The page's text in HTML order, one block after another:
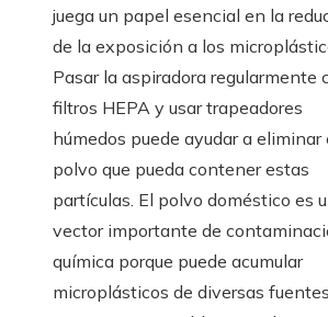
juega un papel esencial en la
de la exposición a los
Pasar la aspiradora regularmente
filtros HEPA y usar trapeadores
húmedos puede ayudar a eliminar
polvo que pueda contener estas
partículas. El polvo doméstico es
vector importante de
química porque puede acumular
microplásticos de diversas